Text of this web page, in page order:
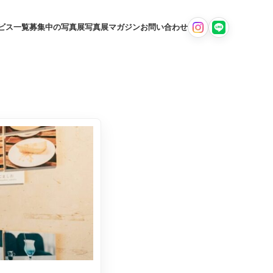
ス一覧募集中の写真展写真展マガジンお問い合わせ